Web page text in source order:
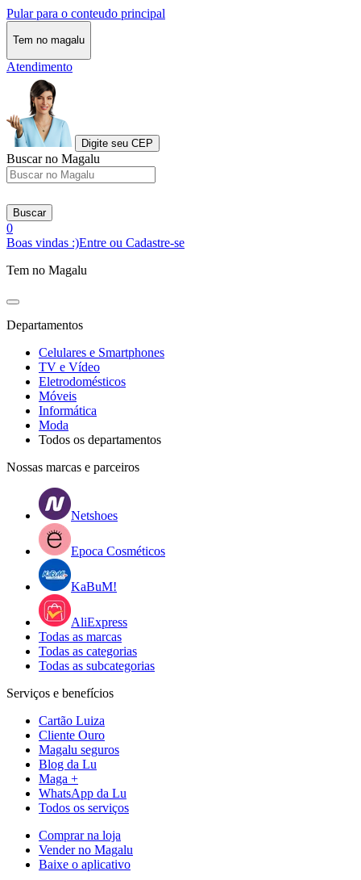
Pular para o conteudo principal
Tem no magalu
Atendimento
Digite seu CEP
Buscar no Magalu
Buscar
0
Boas vindas :)Entre ou Cadastre-se
Tem no Magalu
Departamentos
Celulares e Smartphones
TV e Vídeo
Eletrodomésticos
Móveis
Informática
Moda
Todos os departamentos
Nossas marcas e parceiros
Netshoes
Epoca Cosméticos
KaBuM!
AliExpress
Todas as marcas
Todas as categorias
Todas as subcategorias
Serviços e benefícios
Cartão Luiza
Cliente Ouro
Magalu seguros
Blog da Lu
Maga +
WhatsApp da Lu
Todos os serviços
Comprar na loja
Vender no Magalu
Baixe o aplicativo